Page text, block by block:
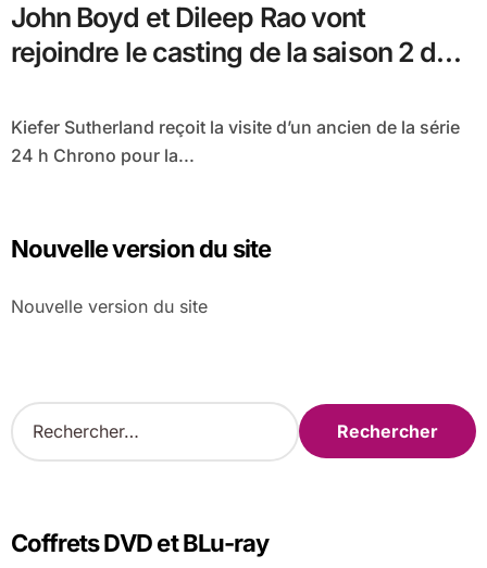
John Boyd et Dileep Rao vont
rejoindre le casting de la saison 2 de
Kiefer Sutherland reçoit la visite d’un ancien de la série
24 h Chrono pour la...
Nouvelle version du site
Nouvelle version du site
R
e
r
c
Coffrets DVD et BLu-ray